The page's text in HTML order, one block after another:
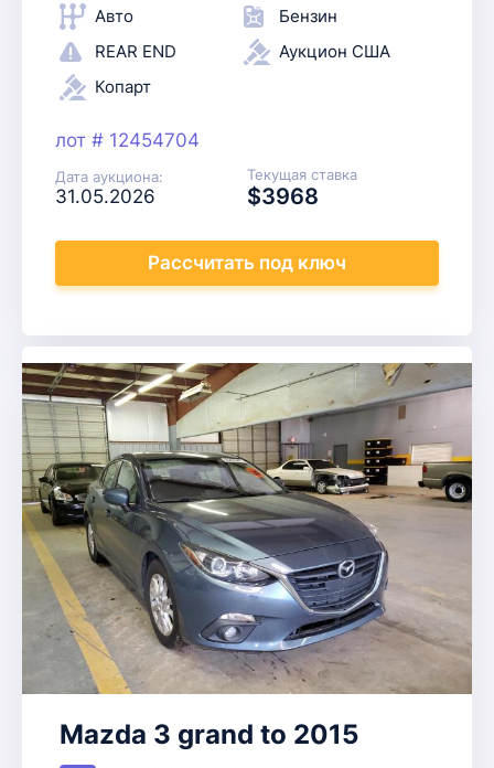
Авто
Бензин
REAR END
Аукцион США
Копарт
лот # 12454704
Дата аукциона:
31.05.2026
Текущая ставка
$3968
Рассчитать под ключ
Mazda 3 grand to 2015